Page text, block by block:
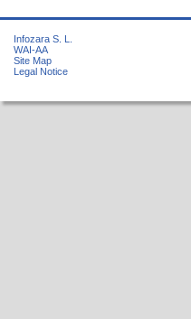
Infozara S. L.
WAI-AA
Site Map
Legal Notice